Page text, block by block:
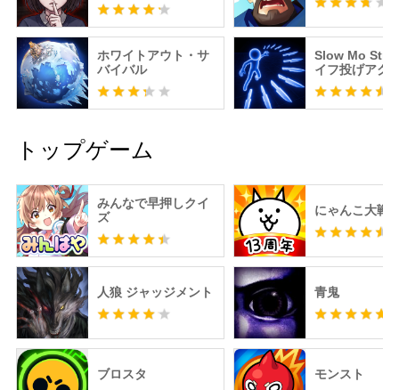
ホワイトアウト・サ
バイバル
Slow Mo
イフ投げアク
トップゲーム
みんなで早押しクイ
ズ
人狼 ジャッジメント
ブロスタ
にゃんこ大戦
青鬼
モンスト